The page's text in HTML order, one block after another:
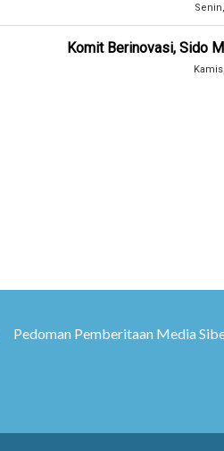
Komit Berinovasi, Sido
Pedoman Pemberitaan Media